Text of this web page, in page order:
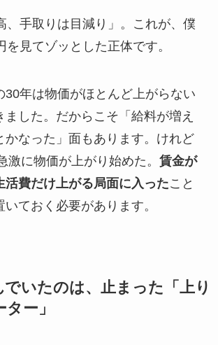
、手取りは目減り」。これが、僕
を見てゾッとした正体です。
30年は物価がほとんど上がらない
ました。だからこそ「給料が増え
かなった」面もあります。けれど
激に物価が上がり始めた。 賃金が
活費だけ上がる局面に入ったこと
ておく必要があります。
いたのは、止まった「上り
ー」